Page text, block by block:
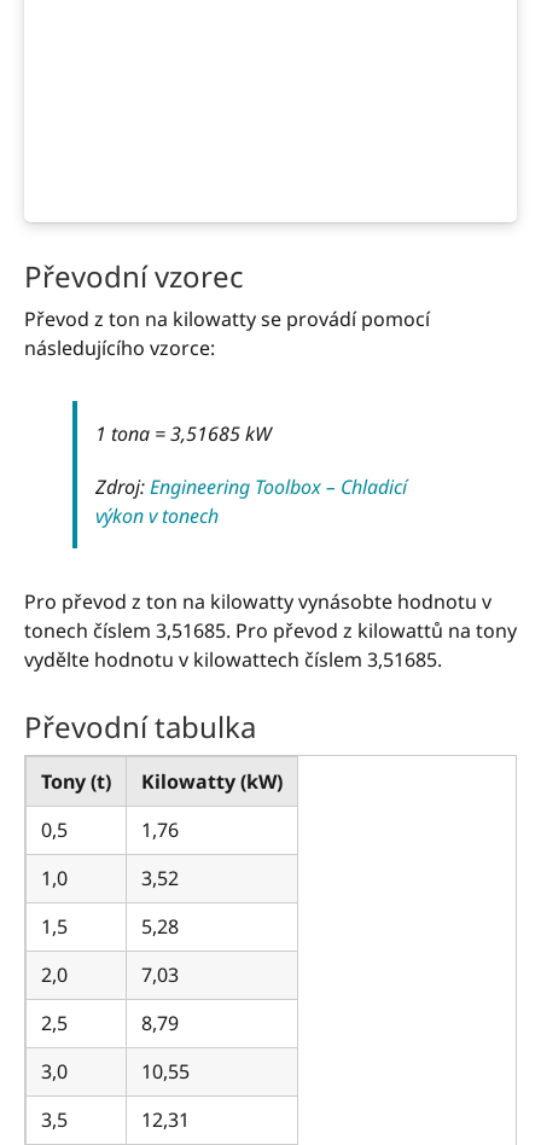
Převodní vzorec
Převod z ton na kilowatty se provádí pomocí
následujícího vzorce:
1 tona = 3,51685 kW
Zdroj:Engineering Toolbox – Chladicí
výkon v tonech
Pro převod z ton na kilowatty vynásobte hodnotu v
tonech číslem 3,51685. Pro převod z kilowattů na tony
vydělte hodnotu v kilowattech číslem 3,51685.
Převodní tabulka
Tony (t)
Kilowatty (kW)
0,5
1,76
1,0
3,52
1,5
5,28
2,0
7,03
2,5
8,79
3,0
10,55
3,5
12,31